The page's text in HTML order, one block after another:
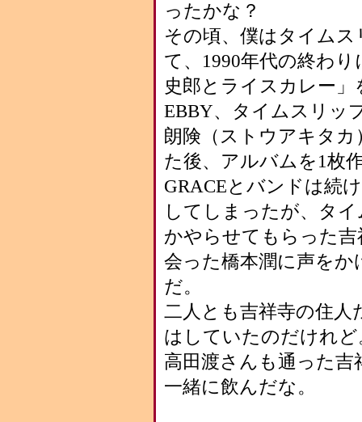
ったかな？
その頃、僕はタイム
て、1990年代の終わ
史郎とライスカレー
EBBY、タイムスリッ
朗険（ストウアキタ
た後、アルバムを1枚
GRACEとバンドは続
してしまったが、タ
かやらせてもらった
会った橋本潤に声を
だ。
二人とも吉祥寺の住
はしていたのだけれど
高田渡さんも通った
一緒に飲んだな。